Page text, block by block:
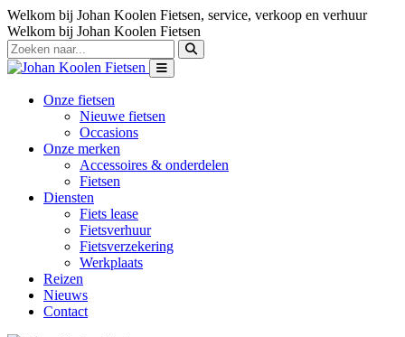
Welkom bij Johan Koolen Fietsen, service, verkoop en verhuur
Welkom bij Johan Koolen Fietsen
Onze fietsen
Nieuwe fietsen
Occasions
Onze merken
Accessoires & onderdelen
Fietsen
Diensten
Fiets lease
Fietsverhuur
Fietsverzekering
Werkplaats
Reizen
Nieuws
Contact